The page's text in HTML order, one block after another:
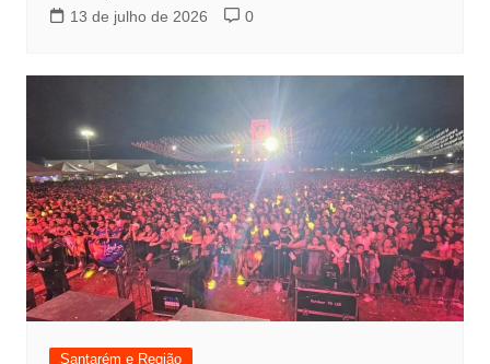
13 de julho de 2026
0
Santarém e Região